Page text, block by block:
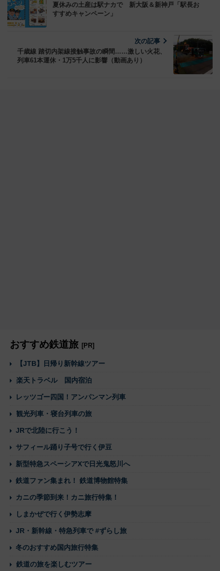
夏休みの土産は駅ナカで 新大阪＆新神戸「駅長お
すすめキャンペーン」
次の記事
千歳線 踏切内架線接触事故の瞬間……激しい火花、
列車61本運休・1万5千人に影響（動画あり）
おすすめ鉄道旅 [PR]
【JTB】日帰り新幹線ツアー
楽天トラベル 国内宿泊
レッツゴー四国！アンパンマン列車
観光列車・寝台列車の旅
JRで北陸に行こう！
サフィール踊り子号で行く伊豆
新型特急スペーシアXで日光鬼怒川へ
鉄道ファン集まれ！ 鉄道博物館特集
カニの季節到来！カニ旅行特集！
しまかぜで行く伊勢志摩
JR・新幹線・特急列車で #ずらし旅
冬のおすすめ国内旅行特集
鉄道の旅を楽しむツアー